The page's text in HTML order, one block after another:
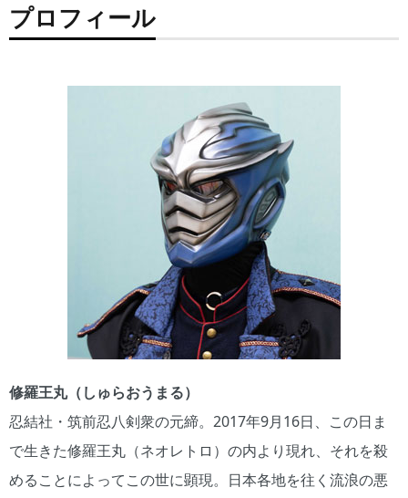
プロフィール
修羅王丸（しゅらおうまる）
忍結社・筑前忍八剣衆の元締。2017年9月16日、この日ま
で生きた修羅王丸（ネオレトロ）の内より現れ、それを殺
めることによってこの世に顕現。日本各地を往く流浪の悪